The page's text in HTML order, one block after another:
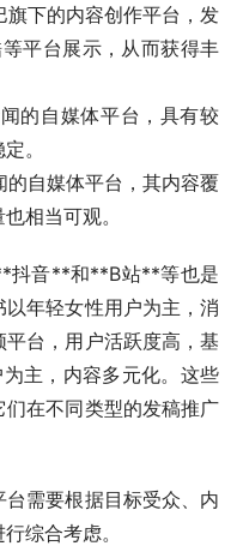
下的内容创作平台，发
平台展示，从而获得丰
的自媒体平台，具有较
。
自媒体平台，其内容覆
相当可观。
抖音**和**B站**等也是
年轻女性用户为主，消
台，用户活跃度高，基
主，内容多元化。这些
在不同类型的发稿推广
需要根据目标受众、内
综合考虑。